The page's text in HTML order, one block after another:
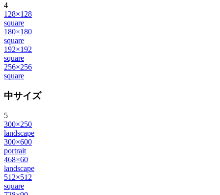
4
128×128
square
180×180
square
192×192
square
256×256
square
中サイズ
5
300×250
landscape
300×600
portrait
468×60
landscape
512×512
square